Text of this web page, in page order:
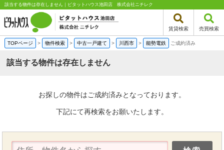
該当する物件は存在しません｜ピタットハウス池田店 株式会社ニチレク
賃貸検索 売買検索
TOPページ > 物件検索 > 中古一戸建て > 川西市 > 能勢電鉄 ご成約済み
該当する物件は存在しません
お探しの物件はご成約済みとなっております。
下記にて再検索をお願いたします。